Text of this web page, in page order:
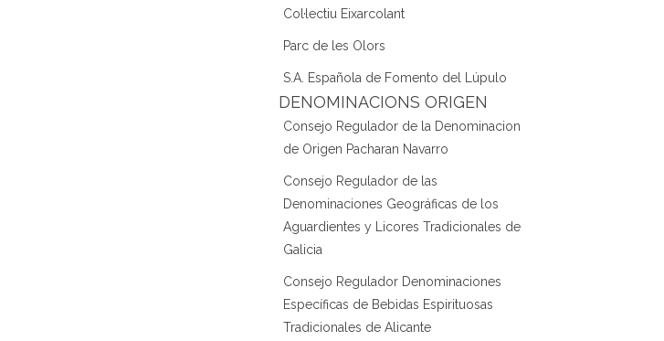
Col·lectiu Eixarcolant
Parc de les Olors
S.A. Española de Fomento del Lúpulo
DENOMINACIONS ORIGEN
Consejo Regulador de la Denominacion
de Origen Pacharan Navarro
Consejo Regulador de las
Denominaciones Geográficas de los
Aguardientes y Licores Tradicionales de
Galicia
Consejo Regulador Denominaciones
Específicas de Bebidas Espirituosas
Tradicionales de Alicante